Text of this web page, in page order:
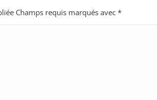
Champs requis marqués avec *